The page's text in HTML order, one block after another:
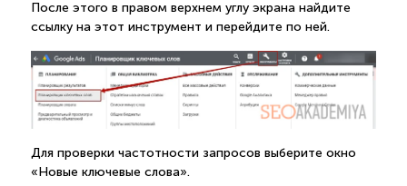
После этого в правом верхнем углу экрана найдите
ссылку на этот инструмент и перейдите по ней.
Для проверки частотности запросов выберите окно
«Новые ключевые слова».